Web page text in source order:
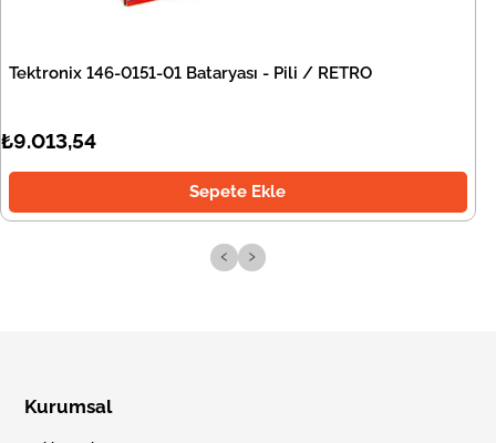
Tektronix 146-0151-01 Bataryası - Pili / RETRO
₺9.013,54
Sepete Ekle
‹ ›
Kurumsal